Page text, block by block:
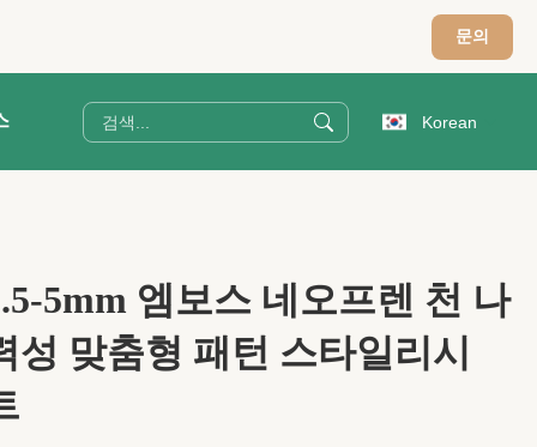
문의
Korean
5mm 엠보스 네오프렌 천 나
성 맞춤형 패턴 스타일리시